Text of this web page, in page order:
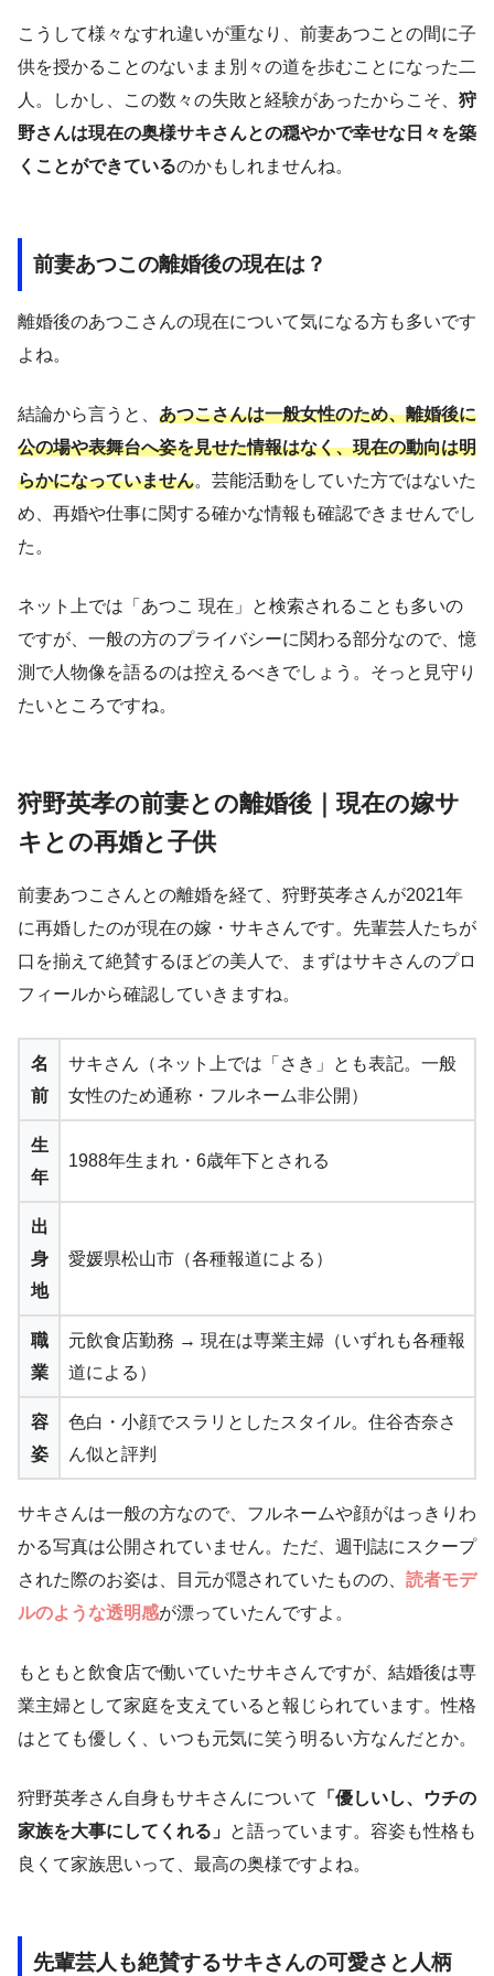
こうして様々なすれ違いが重なり、前妻あつことの間に子
供を授かることのないまま別々の道を歩むことになった二
人。しかし、この数々の失敗と経験があったからこそ、 狩
野さんは現在の奥様サキさんとの穏やかで幸せな日々を築
くことができているのかもしれませんね。
前妻あつこの離婚後の現在は？
離婚後のあつこさんの現在について気になる方も多いです
よね。
結論から言うと、 あつこさんは一般女性のため、離婚後に
公の場や表舞台へ姿を見せた情報はなく、現在の動向は明
らかになっていません。芸能活動をしていた方ではないた
め、再婚や仕事に関する確かな情報も確認できませんでし
た。
ネット上では「あつこ 現在」と検索されることも多いの
ですが、一般の方のプライバシーに関わる部分なので、憶
測で人物像を語るのは控えるべきでしょう。そっと見守り
たいところですね。
狩野英孝の前妻との離婚後｜現在の嫁サ
キとの再婚と子供
前妻あつこさんとの離婚を経て、狩野英孝さんが2021年
に再婚したのが現在の嫁・サキさんです。先輩芸人たちが
口を揃えて絶賛するほどの美人で、まずはサキさんのプロ
フィールから確認していきますね。
名
前
サキさん（ネット上では「さき」とも表記。一般
女性のため通称・フルネーム非公開）
生
年
1988年生まれ・6歳年下とされる
出
身
地
愛媛県松山市（各種報道による）
職
業
元飲食店勤務 → 現在は専業主婦（いずれも各種報
道による）
容
姿
色白・小顔でスラリとしたスタイル。住谷杏奈さ
ん似と評判
サキさんは一般の方なので、フルネームや顔がはっきりわ
かる写真は公開されていません。ただ、週刊誌にスクープ
された際のお姿は、目元が隠されていたものの、 読者モデ
ルのような透明感が漂っていたんですよ。
もともと飲食店で働いていたサキさんですが、結婚後は専
業主婦として家庭を支えていると報じられています。性格
はとても優しく、いつも元気に笑う明るい方なんだとか。
狩野英孝さん自身もサキさんについて
「優しいし、ウチの
家族を大事にしてくれる」 と語っています。容姿も性格も
良くて家族思いって、最高の奥様ですよね。
先輩芸人も絶賛するサキさんの可愛さと人柄